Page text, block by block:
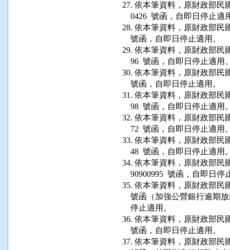
27. 依本筆資料，原財政部民
0426  號函，自即日停止適
28. 依本筆資料，原財政部民
    號函，自即日停止適用。
29. 依本筆資料，原財政部民
96  號函，自即日停止適用
30. 依本筆資料，原財政部民
    號函，自即日停止適用。
31. 依本筆資料，原財政部民
98  號函，自即日停止適用
32. 依本筆資料，原財政部民
72  號函，自即日停止適用
33. 依本筆資料，原財政部民
48  號函，自即日停止適用
34. 依本筆資料，原財政部民
90900995  號函，自即日停
35. 依本筆資料，原財政部民
號函（加強公營銀行逾期
    停止適用。
36. 依本筆資料，原財政部民
    號函，自即日停止適用。
37. 依本筆資料，原財政部民